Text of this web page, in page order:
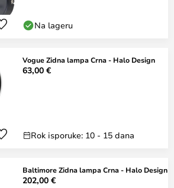
Na lageru
Vogue Zidna lampa Crna - Halo Design
63,00 €
Rok isporuke: 10 - 15 dana
Baltimore Zidna lampa Crna - Halo Design
202,00 €